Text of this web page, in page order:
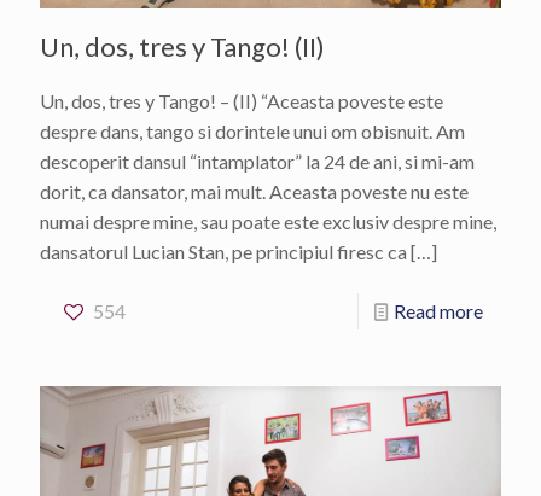
Un, dos, tres y Tango! (II)
Un, dos, tres y Tango! – (II) “Aceasta poveste este
despre dans, tango si dorintele unui om obisnuit. Am
descoperit dansul “intamplator” la 24 de ani, si mi-am
dorit, ca dansator, mai mult. Aceasta poveste nu este
numai despre mine, sau poate este exclusiv despre mine,
dansatorul Lucian Stan, pe principiul firesc ca […]
554 Read more